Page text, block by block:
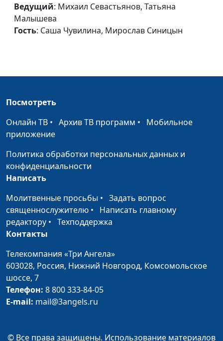
Ведущий: Михаил Севастьянов, Татьяна
Малышева
Гость: Саша Чувилина, Мирослав Синицын
Посмотреть
Онлайн ТВ • Архив ТВ программ • Мобильное
приложение
Политика обработки персональных данных и
конфиденциальности
Написать
Молитвенные просьбы • Задать вопрос
священнослужителю • Написать главному
редактору • Техподдержка
Контакты
Телекомпания «Три Ангела»
603028, Россия, Нижний Новгород, Комсомольское
шоссе, 7
Телефон: 8 800 333-84-05
E-mail: mail@3angels.ru
© Все права защищены. Использование материалов